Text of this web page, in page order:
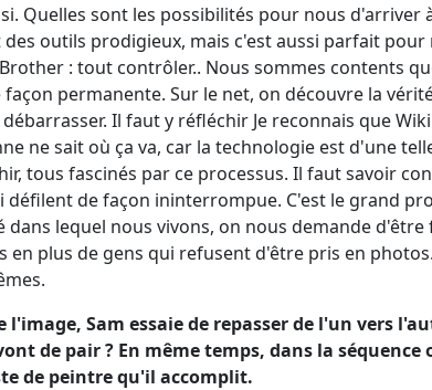
Quelles sont les possibilités pour nous d'arriver
outils prodigieux, mais c'est aussi parfait
: tout contrôler.. Nous sommes contents
permanente. Sur le net, on découvre la
Il faut y réfléchir Je reconnais que
ne sait où ça va, car la technologie est d'une
tous fascinés par ce processus. Il faut savoir
défilent de façon ininterrompue. C'est le grand
dans lequel nous vivons, on nous demande
en plus de gens qui refusent d'être pris en
l'image, Sam essaie de repasser de l'un vers
de pair ? En même temps, dans la séquence
de peintre qu'il accomplit.